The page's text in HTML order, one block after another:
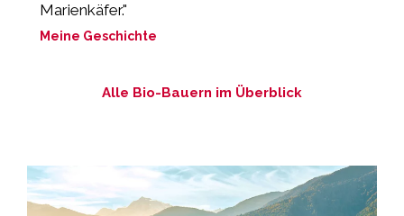
Marienkäfer."
Meine Geschichte
Alle Bio-Bauern im Überblick